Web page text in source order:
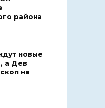
района
новые
а Дев
на